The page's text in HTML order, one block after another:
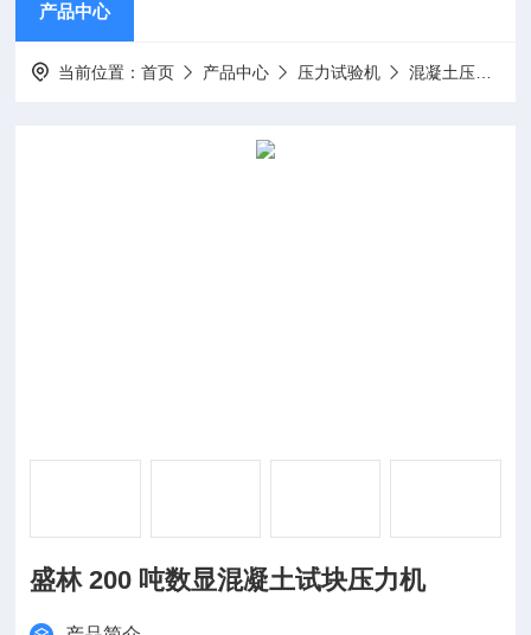
产品中心
当前位置：首页 产品中心 压力试验机 混凝土压力试验机
盛林 200 吨数显混凝土试块压力机